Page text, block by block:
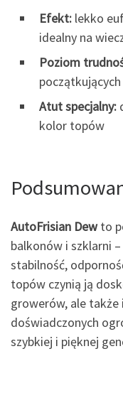
Efekt: lekko
idealny na
Poziom
Atut specjalny:
kolor topów
AutoFrisian Dewto
balkonów i szklarni
stabilność,
topów czynią ją
growerów, ale także
doświadczonych
szybkiej i pięknej